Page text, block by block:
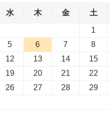
水 木 金 土
1
5 6 7 8
12 13 14 15
19 20 21 22
26 27 28 29